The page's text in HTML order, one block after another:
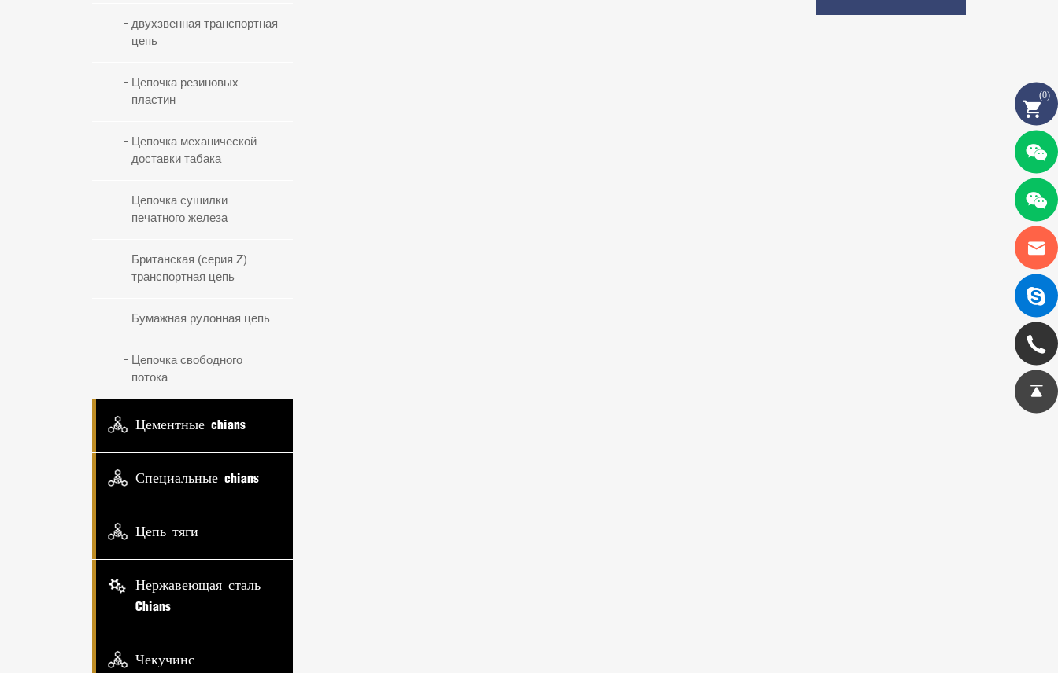
двухзвенная транспортная
цепь
Цепочка резиновых
пластин
Цепочка механической
доставки табака
Цепочка сушилки
печатного железа
Британская (серия Z)
транспортная цепь
Бумажная рулонная цепь
Цепочка свободного
потока
Цементные chians
Специальные chians
Цепь тяги
Нержавеющая сталь
Chians
Чекучинс
(0)